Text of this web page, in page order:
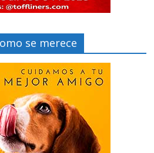
se merece